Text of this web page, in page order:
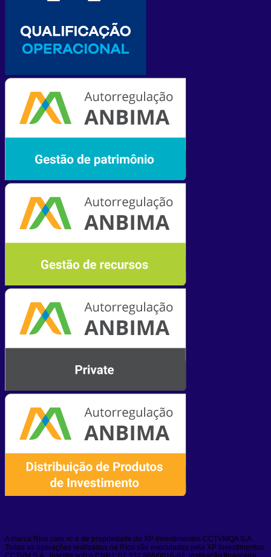
A marca Rico.com.vc é de propriedade da XP Investimentos CCTVMQA S.A.
Todas as operações realizadas na Rico são executadas pela XP Investimentos